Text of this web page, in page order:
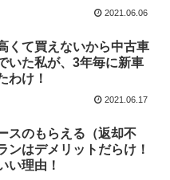
2021.06.06
くて買えないから中古車
いた私が、3年毎に新車
わけ！
2021.06.17
スのもらえる（返却不
ンはデメリットだらけ！
い理由！